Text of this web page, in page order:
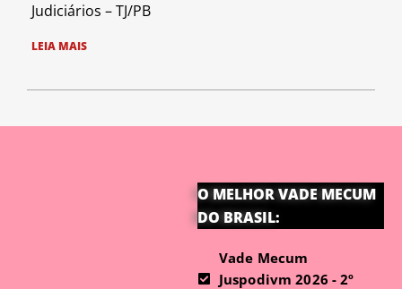
Judiciários – TJ/PB
LEIA MAIS
O MELHOR VADE MECUM
DO BRASIL:
Vade Mecum
Juspodivm 2026 - 2º